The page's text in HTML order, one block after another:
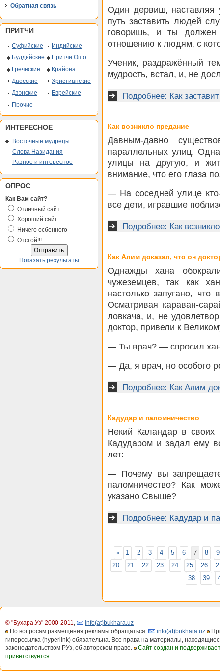
Обратная связь
ПРИТЧИ
Суфийские
Индийские
Буддийские
Притчи Ошо
Греческие
Крайона
Даосские
Христианские
Дзэнские
Еврейские
Прочие
ИНТЕРЕСНОЕ
Восточные мудрецы
Слова Назидания
Разное и интересное
ОПРОС
Как Вам сайт?
Отличный сайт
Хороший сайт
Ничего осбенного
Отстой!!!
Показать результаты
Один дервиш, наставляя
путь заставить людей
говоришь, и ты
отношению к людям, с
Ученик, раздражённый
мудрость, встал, и, не
Подробнее: Как
Как возникло предание
Давным-давно
параллельных улиц.
улицы на другую, и
внимание, что его глаза
— На соседней улице
все дети, игравшие
Подробнее: Как
Как Алим доказал, что он
Однажды хана
чужеземцев, так как
настолько запугано, что
Осматривая караван-
ловкача, и, не
доктор, привели к
— Ты врач? — спросил
— Да, я врач, но особого
Подробнее: Как Алим
Кадудар и паломничество
Некий Каландар в своих
Кадударом и задал ему
лет:
— Почему вы
паломничество? Как
указано Свыше?
Подробнее: Кадудар и
« 1 2 3 4 5 6 7 8
9
20
21 22 23 24 25 26
38
39
© "Бухара.Уз" 2000-2011,
info(at)bukhara.uz
По вопросам размещения рекламы обращаться:
info(at)bukhara.uz
гиперссылка (hyperlink) обязательна. Все права на материалы,
законодательством РУз, об авторском праве.
Сайт создан и
приветствуется.